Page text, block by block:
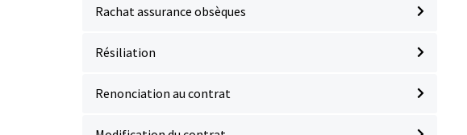
Rachat assurance obsèques
Résiliation
Renonciation au contrat